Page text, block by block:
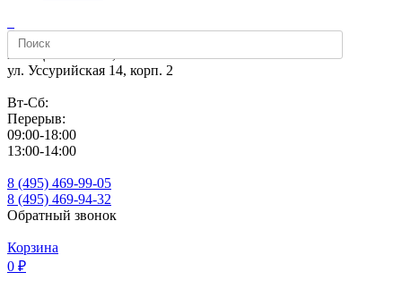
м. «Щелковская»,
ул. Уссурийская 14, корп. 2
Вт-Сб:
Перерыв:
09:00-18:00
13:00-14:00
8 (495) 469-99-05
8 (495) 469-94-32
Обратный звонок
Корзина
0 ₽